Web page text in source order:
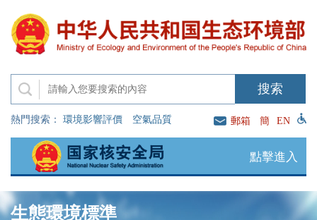
熱門搜索： 環境影響評價 空氣品質 郵箱 簡 EN
點擊進入
生態環境標準